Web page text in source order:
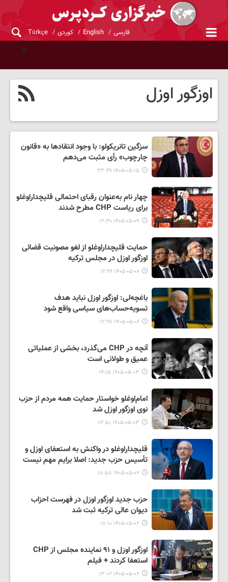
فارسی English کوردی Türkçe
اوزگور اوزل
سزگین تانریکولو: با وجود انتقادها به «قانون
چارچوب» رأی مثبت می‌دهم
۱۴۰۵-۰۵-۱۵ ۲۳:۴۹
چهار نام به‌عنوان رقبای احتمالی قلیچداراوغلو
برای ریاست CHP مطرح شدند
۱۴۰۵-۰۵-۰۹ ۱۲:۳۰
حمایت قلیچداراوغلو از لغو مصونیت قضائی
اوزگور اوزل در مجلس ترکیه
۱۴۰۵-۰۵-۰۶ ۱۲:۴۶
باغچه‌لی: اوزگور اوزل نباید هدف
تسویه‌حساب‌های سیاسی واقع شود
۱۴۰۵-۰۵-۰۶ ۱۲:۲۸
آنچه در CHP می‌گذرد، بخشی از عملیاتی
عمیق و طولانی است
۱۴۰۵-۰۵-۰۳ ۱۴:۱۵
امام‌اوغلو خواستار حمایت همه مردم از حزب
نوی اوزگور اوزل شد
۱۴۰۵-۰۵-۰۳ ۱۳:۵۱
قلیچداراوغلو در واکنش به استعفای اوزل و
تأسیس حزب جدید: اصلا برایم مهم نیست
۱۴۰۵-۰۵-۰۲ ۱۸:۵۸
حزب جدید اوزگور اوزل در فهرست احزاب
دیوان عالی ترکیه ثبت شد
۱۴۰۵-۰۵-۰۲ ۱۸:۱۰
اوزگور اوزل و ۹۱ نماینده مجلس از CHP
استعفا کردند + فیلم
۱۴۰۵-۰۵-۰۲ ۱۳:۰۲